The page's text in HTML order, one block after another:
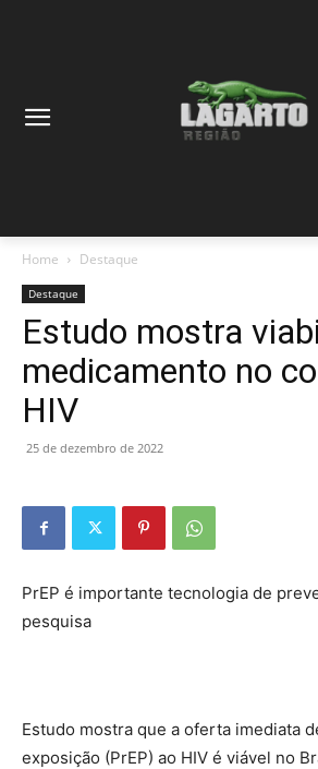
Home Destaque
Destaque
Estudo mostra
medicamento no
HIV
25 de dezembro de 2022
PrEP é importante tecnologia de
pesquisa
Estudo mostra que a oferta imediata
exposição (PrEP) ao HIV é viável no